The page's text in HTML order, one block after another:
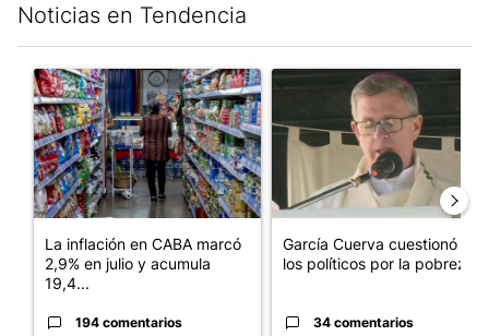
Noticias en Tendencia
Un artículo de tendencia con el título "La inflación en CABA
La inflación en CABA marcó
2,9% en julio y acumula
19,4...
194 comentarios
Un artículo de tendencia con
García Cuerva cuestionó a
los políticos por la pobreza
34 comentarios